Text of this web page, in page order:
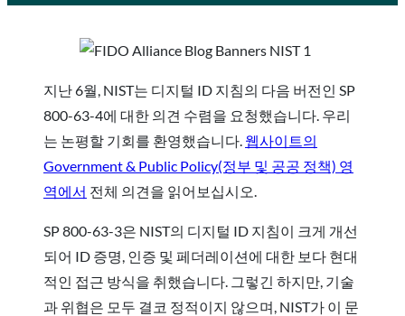
지난 6월, NIST는 디지털 ID 지침의 다음 버전인 SP
800-63-4에 대한 의견 수렴을 요청했습니다. 우리
는 논평할 기회를 환영했습니다. 웹사이트의
Government & Public Policy(정부 및 공공 정책) 영
역에서 전체 의견을 읽어보십시오.
SP 800-63-3은 NIST의 디지털 ID 지침이 크게 개선
되어 ID 증명, 인증 및 페더레이션에 대한 보다 현대
적인 접근 방식을 취했습니다. 그렇긴 하지만, 기술
과 위협은 모두 결코 정적이지 않으며, NIST가 이 문